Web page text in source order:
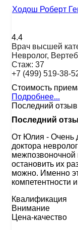
Ходош Роберт
4.4
Врач высшей
Невролог,
Стаж: 37
+7 (499) 519-38-
Стоимость
Подробнее...
Последний отзыв
Последний
От Юлия - Очень
доктора
остановить их
можно. Именно
компетентности
Квалификация
Внимание
Цена-качество